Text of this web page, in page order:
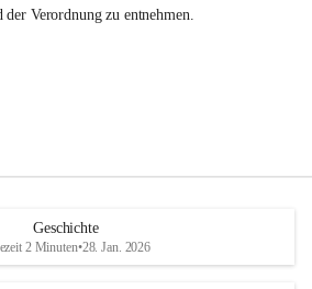
Verordnung zu entnehmen.
Geschichte
2 Minuten•28. Jan. 2026